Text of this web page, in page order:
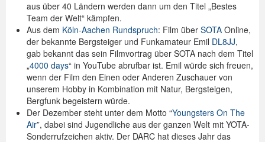
aus über 40 Ländern werden dann um den Titel „Bestes
Team der Welt“ kämpfen.
Aus dem Köln-Aachen Rundspruch: Film über SOTA Online,
der bekannte Bergsteiger und Funkamateur Emil DL8JJ,
gab bekannt das sein Filmvortrag über SOTA nach dem Titel
„4000 days“ in YouTube abrufbar ist. Emil würde sich freuen,
wenn der Film den Einen oder Anderen Zuschauer von
unserem Hobby in Kombination mit Natur, Bergsteigen,
Bergfunk begeistern würde.
Der Dezember steht unter dem Motto “Youngsters On The
Air”, dabei sind Jugendliche aus der ganzen Welt mit YOTA-
Sonderrufzeichen aktiv. Der DARC hat dieses Jahr das